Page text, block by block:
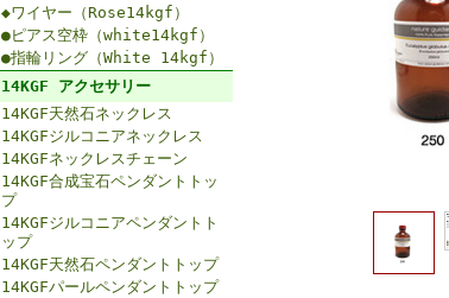
◆ワイヤー（Rose14kgf）
●ピアス空枠（white14kgf）
●指輪リング（White 14kgf）
14KGF アクセサリー
14KGF天然石ネックレス
14KGFジルコニアネックレス
14KGFネックレスチェーン
14KGF合成宝石ペンダントトッ
プ
14KGFジルコニアペンダントト
ップ
14KGF天然石ペンダントトップ
14KGFパールペンダントトップ